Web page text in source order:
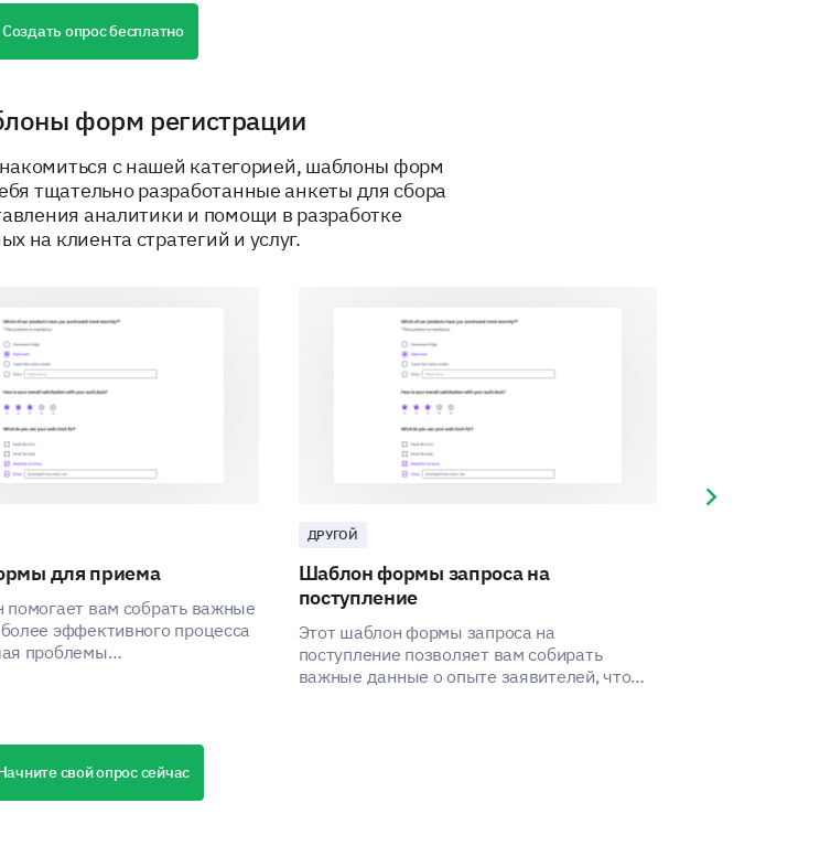
friendly Interface
Transactions Speed
Use
Support
and Options
done. Just some final questions about you to provide us with some context to
Создать опрос бесплатно
форм регистрации
с нашей категорией, шаблоны форм
тщательно разработанные анкеты для сбора
аналитики и помощи в разработке
на клиента стратегий и услуг.
для приема
помогает вам собрать важные
эффективного процесса
проблемы
ДРУГОЙ
Шаблон формы запроса на
поступление
Этот шаблон формы запроса на
поступление позволяет вам собирать
важные данные о опыте заявителей, что
Next slide
свой опрос сейчас